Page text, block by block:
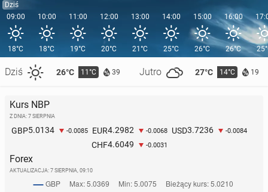
Dziś
09:00
18°C
Dziś 26°C 11°C 39 Jutro 27°C 14°C 19
10:00
18°C
11:00
19°C
12:00
20°C
13:00
21°C
14:00
25°C
15:00
26°C
16:00
26°C
Kurs NBP
Z DNIA: 7 SIERPNIA
GBP5.0134 -0.0085 EUR4.2982 -0.0068 USD3.7236 -0.0084
CHF4.6049 -0.0031
Forex
AKTUALIZACJA: 7 SIERPNIA, 09:10